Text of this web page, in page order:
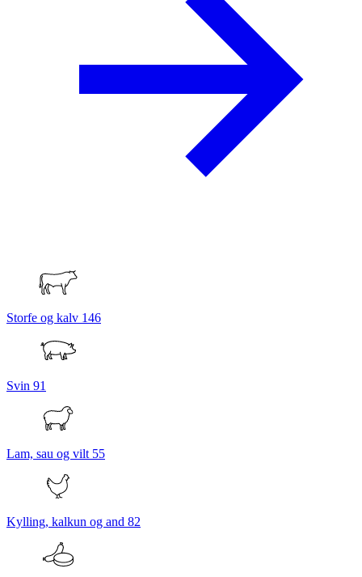
Storfe og kalv 146
Svin 91
Lam, sau og vilt 55
Kylling, kalkun og and 82